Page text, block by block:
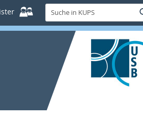
Suche
in
KUPS